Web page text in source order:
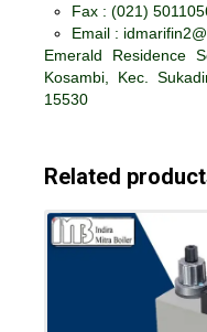
Fax : (021)
Email :
Emerald Residence
Kosambi, Kec.
15530
Related